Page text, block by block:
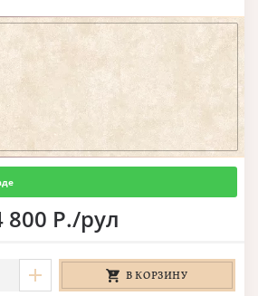
800 Р./рул
В КОРЗИНУ